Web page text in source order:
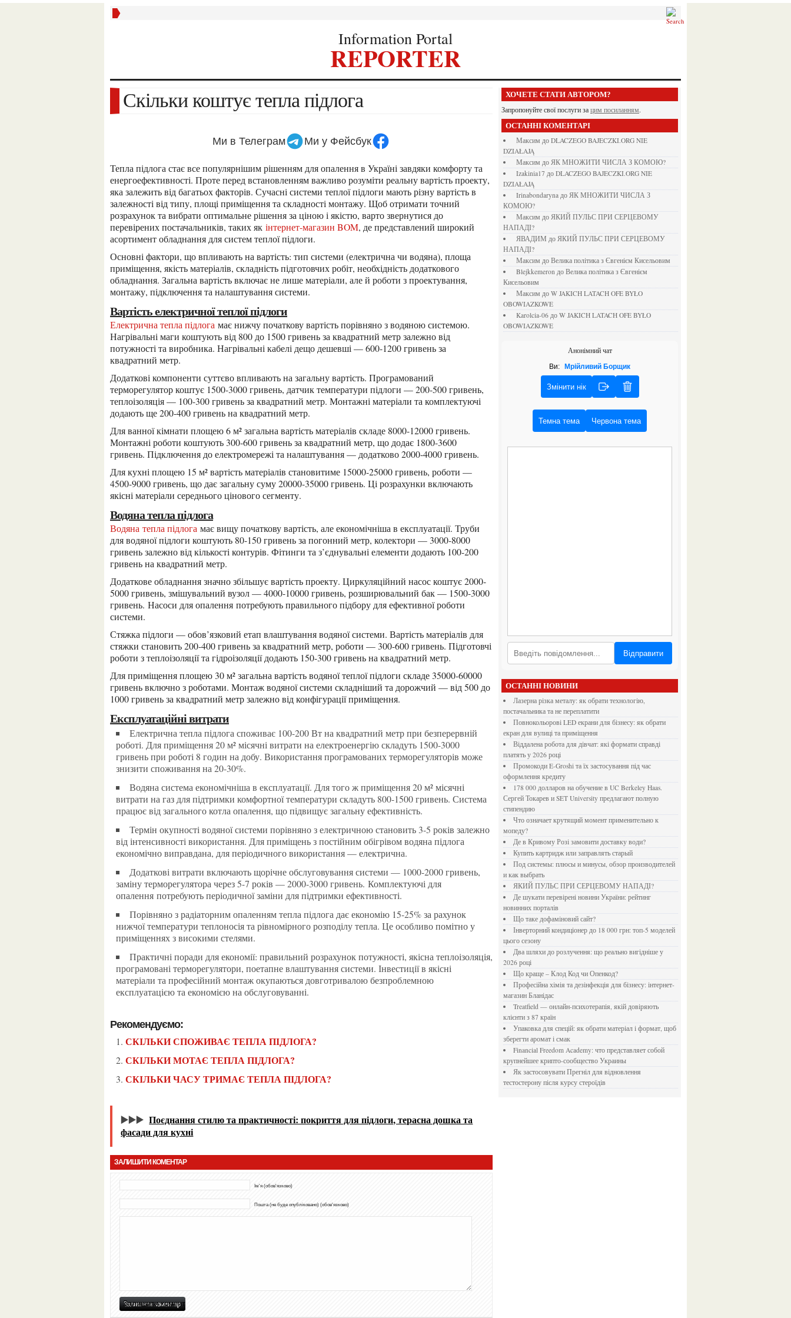
Information Portal
REPORTER
Скільки коштує тепла підлога
Ми в Телеграм Ми у Фейсбук
Тепла підлога стає все популярнішим рішенням для опалення в Україні завдяки комфорту та
енергоефективності. Проте перед встановленням важливо розуміти реальну вартість проекту,
яка залежить від багатьох факторів. Сучасні системи теплої підлоги мають різну вартість в
залежності від типу, площі приміщення та складності монтажу. Щоб отримати точний
розрахунок та вибрати оптимальне рішення за ціною і якістю, варто звернутися до
перевірених постачальників, таких як інтернет-магазин BOM, де представлений широкий
асортимент обладнання для систем теплої підлоги.
Основні фактори, що впливають на вартість: тип системи (електрична чи водяна), площа
приміщення, якість матеріалів, складність підготовчих робіт, необхідність додаткового
обладнання. Загальна вартість включає не лише матеріали, але й роботи з проектування,
монтажу, підключення та налаштування системи.
Вартість електричної теплої підлоги
Електрична тепла підлога має нижчу початкову вартість порівняно з водяною системою.
Нагрівальні маги коштують від 800 до 1500 гривень за квадратний метр залежно від
потужності та виробника. Нагрівальні кабелі дещо дешевші — 600-1200 гривень за
квадратний метр.
Додаткові компоненти суттєво впливають на загальну вартість. Програмований
терморегулятор коштує 1500-3000 гривень, датчик температури підлоги — 200-500 гривень,
теплоізоляція — 100-300 гривень за квадратний метр. Монтажні матеріали та комплектуючі
додають ще 200-400 гривень на квадратний метр.
Для ванної кімнати площею 6 м² загальна вартість матеріалів складе 8000-12000 гривень.
Монтажні роботи коштують 300-600 гривень за квадратний метр, що додає 1800-3600
гривень. Підключення до електромережі та налаштування — додатково 2000-4000 гривень.
Для кухні площею 15 м² вартість матеріалів становитиме 15000-25000 гривень, роботи —
4500-9000 гривень, що дає загальну суму 20000-35000 гривень. Ці розрахунки включають
якісні матеріали середнього цінового сегменту.
Водяна тепла підлога
Водяна тепла підлога має вищу початкову вартість, але економічніша в експлуатації. Труби
для водяної підлоги коштують 80-150 гривень за погонний метр, колектори — 3000-8000
гривень залежно від кількості контурів. Фітинги та з’єднувальні елементи додають 100-200
гривень на квадратний метр.
Додаткове обладнання значно збільшує вартість проекту. Циркуляційний насос коштує 2000-
5000 гривень, змішувальний вузол — 4000-10000 гривень, розширювальний бак — 1500-3000
гривень. Насоси для опалення потребують правильного підбору для ефективної роботи
системи.
Стяжка підлоги — обов’язковий етап влаштування водяної системи. Вартість матеріалів для
стяжки становить 200-400 гривень за квадратний метр, роботи — 300-600 гривень. Підготовчі
роботи з теплоізоляції та гідроізоляції додають 150-300 гривень на квадратний метр.
Для приміщення площею 30 м² загальна вартість водяної теплої підлоги складе 35000-60000
гривень включно з роботами. Монтаж водяної системи складніший та дорожчий — від 500 до
1000 гривень за квадратний метр залежно від конфігурації приміщення.
Експлуатаційні витрати
Електрична тепла підлога споживає 100-200 Вт на квадратний метр при безперервній
роботі. Для приміщення 20 м² місячні витрати на електроенергію складуть 1500-3000
гривень при роботі 8 годин на добу. Використання програмованих терморегуляторів може
знизити споживання на 20-30%.
Водяна система економічніша в експлуатації. Для того ж приміщення 20 м² місячні
витрати на газ для підтримки комфортної температури складуть 800-1500 гривень. Система
працює від загального котла опалення, що підвищує загальну ефективність.
Термін окупності водяної системи порівняно з електричною становить 3-5 років залежно
від інтенсивності використання. Для приміщень з постійним обігрівом водяна підлога
економічно виправдана, для періодичного використання — електрична.
Додаткові витрати включають щорічне обслуговування системи — 1000-2000 гривень,
заміну терморегулятора через 5-7 років — 2000-3000 гривень. Комплектуючі для
опалення потребують періодичної заміни для підтримки ефективності.
Порівняно з радіаторним опаленням тепла підлога дає економію 15-25% за рахунок
нижчої температури теплоносія та рівномірного розподілу тепла. Це особливо помітно у
приміщеннях з високими стелями.
Практичні поради для економії: правильний розрахунок потужності, якісна теплоізоляція,
програмовані терморегулятори, поетапне влаштування системи. Інвестиції в якісні
матеріали та професійний монтаж окупаються довготривалою безпроблемною
експлуатацією та економією на обслуговуванні.
Рекомендуємо:
СКІЛЬКИ СПОЖИВАЄ ТЕПЛА ПІДЛОГА?
СКІЛЬКИ МОТАЄ ТЕПЛА ПІДЛОГА?
СКІЛЬКИ ЧАСУ ТРИМАЄ ТЕПЛА ПІДЛОГА?
▶️▶️▶️ Поєднання стилю та практичності: покриття для підлоги, терасна дошка та
фасади для кухні
ЗАЛИШИТИ КОМЕНТАР
Ім'я (обов'язково)
Пошта (не буде опубліковано) (обов'язково)
ХОЧЕТЕ СТАТИ АВТОРОМ?
Запропонуйте свої послуги за цим посиланням.
ОСТАННІ КОМЕНТАРІ
Максим до DLACZEGO BAJECZKI.ORG NIE
DZIAŁAJĄ
Максим до ЯК МНОЖИТИ ЧИСЛА З КОМОЮ?
izakinia17 до DLACZEGO BAJECZKI.ORG NIE
DZIAŁAJĄ
irinabondarynaдо ЯК МНОЖИТИ ЧИСЛА З
КОМОЮ?
Максим до ЯКИЙ ПУЛЬС ПРИ СЕРЦЕВОМУ
НАПАДІ?
ЯВАДИМ до ЯКИЙ ПУЛЬС ПРИ СЕРЦЕВОМУ
НАПАДІ?
Максим до Велика політика з Євгенієм Кисельовим
blejkkemeronдо Велика політика з Євгенієм
Кисельовим
Максим до W JAKICH LATACH OFE BYŁO
OBOWIAZKOWE
karolcia-06до W JAKICH LATACH OFE BYŁO
OBOWIAZKOWE
Анонімний чат
Ви: Мрійливий Борщик
Змінити нік
Темна тема Червона тема
Відправити
ОСТАННІ НОВИНИ
Лазерна різка металу: як обрати технологію,
постачальника та не переплатити
Повнокольорові LED екрани для бізнесу: як обрати
екран для вулиці та приміщення
Віддалена робота для дівчат: які формати справді
платять у 2026 році
Промокоди E-Groshi та їх застосування під час
оформлення кредиту
178 000 долларов на обучение в UC Berkeley Haas.
Сергей Токарев и SET University предлагают полную
стипендию
Что означает крутящий момент применительно к
мопеду?
Де в Кривому Розі замовити доставку води?
Купить картридж или заправлять старый
Под системы: плюсы и минусы, обзор производителей
и как выбрать
ЯКИЙ ПУЛЬС ПРИ СЕРЦЕВОМУ НАПАДІ?
Де шукати перевірені новини України: рейтинг
новинних порталів
Що таке дофаміновий сайт?
Інверторний кондиціонер до 18 000 грн: топ-5 моделей
цього сезону
Два шляхи до розлучення: що реально вигідніше у
2026 році
Що краще – Клод Код чи Опенкод?
Професійна хімія та дезінфекція для бізнесу: інтернет-
магазин Бланідас
Treatfield — онлайн-психотерапія, якій довіряють
клієнти з 87 країн
Упаковка для спецій: як обрати матеріал і формат, щоб
зберегти аромат і смак
Financial Freedom Academy: что представляет собой
крупнейшее крипто-сообщество Украины
Як застосовувати Прегніл для відновлення
тестостерону після курсу стероїдів